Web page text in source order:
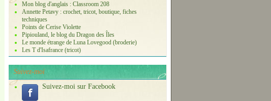
Mon blog d'anglais : Classroom 208
Annette Petavy : crochet, tricot, boutique, fiches
techniques
Points de Cerise Violette
Pipiouland, le blog du Dragon des Îles
Le monde étrange de Luna Lovegood (broderie)
Les T d'Isafrance (tricot)
Suivez-moi
Suivez-moi sur Facebook